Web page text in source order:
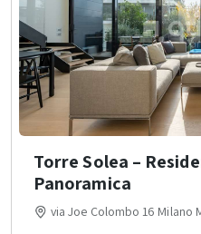
Torre Solea –
Panoramica
via Joe Colombo 16 Milano